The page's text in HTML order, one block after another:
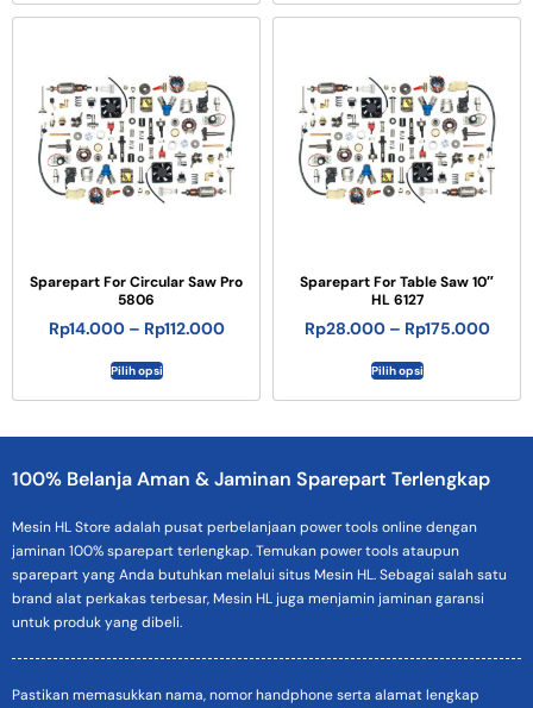
Sparepart For Circular Saw Pro
5806
Rp14.000 – Rp112.000
Pilih opsi
Sparepart For Table Saw 10″
HL 6127
Rp28.000 – Rp175.000
Pilih opsi
100% Belanja Aman & Jaminan Sparepart Terlengkap
Mesin HL Store adalah pusat perbelanjaan power tools online dengan
jaminan 100% sparepart terlengkap. Temukan power tools ataupun
sparepart yang Anda butuhkan melalui situs Mesin HL. Sebagai salah satu
brand alat perkakas terbesar, Mesin HL juga menjamin jaminan garansi
untuk produk yang dibeli.
Pastikan memasukkan nama, nomor handphone serta alamat lengkap